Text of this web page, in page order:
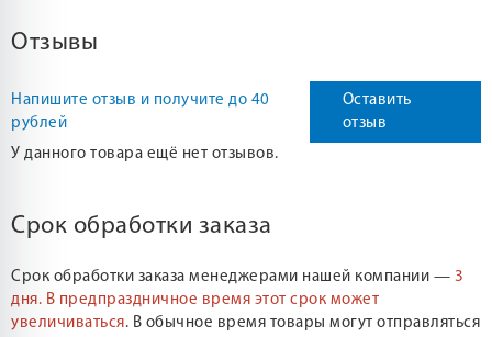
Отзывы
Напишите отзыв и получите до 40
рублей
Оставить
отзыв
У данного товара ещё нет отзывов.
Срок обработки заказа
Срок обработки заказа менеджерами нашей компании — 3
дня. В предпраздничное время этот срок может
увеличиваться. В обычное время товары могут отправляться